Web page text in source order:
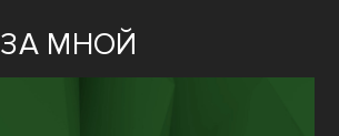
ЗА МНОЙ